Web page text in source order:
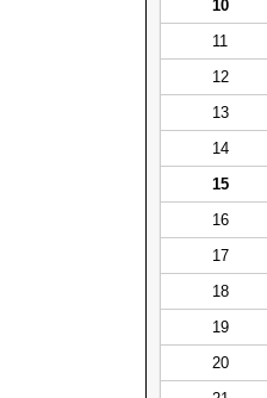
10
11
12
13
14
15
16
17
18
19
20